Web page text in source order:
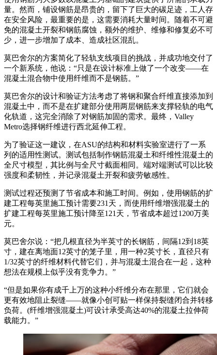
量。然而，铺设钢筋是昂贵的，留下了巨大的碳足迹，工人存
在安全风险，最重要的是，这需要消耗大量时间。随着不可避
免的混凝土开裂和钢筋腐蚀，额外的维护、维修和修复必不可
少，进一步增加了成本、造成社区混乱。
莫巴舍尔的方案简化了轻轨支线项目的挑战，并成功地交付了
一个新系统，他说：“只是在设计标准上做了一个改变——在
混凝土混合物中使用纤维而不是钢筋。”
莫巴舍尔的设计和验证方法考虑了将钢和聚合纤维直接添加到
混凝土中，而不是在扩建部分使用两层钢筋来支撑轻轨的电气
化轨道，这完全消除了对钢筋加固的需求。最终，Valley
Metro选择钢纤维进行西北延伸工程。
为了验证这一建议，在ASU的结构和材料实验室进行了一系
列的适用性测试。测试包括制作钢筋混凝土和纤维性混凝土的
全尺寸模型，其比例与全尺寸截面相同。端对端测试可以比较
强度和柔韧性，并记录混凝土开裂和疲劳敏感性。
测试过程还预测了节省成本和施工时间。例如，使用钢筋的扩
建工程每英里施工预计需要231天，而使用纤维增强混凝土的
扩建工程每英里施工预计降至121天，节省成本超过1200万美
元。
莫巴舍尔说：“把几根直径为半英寸的长钢筋，间隔12到18英
寸，建在离地面12英寸的笼子里，用一种2英寸长，直径只有
1/32英寸的纤维材料代替它们，并与混凝土混合在一起，这种
想法在规模上似乎没有竞争力。”
“但是如果你有成千上万的这种小纤维分布在那里，它们就会
更有效地阻止裂缝——就像小创可贴一样保持裂缝闭合并转移
负荷。(纤维增强混凝土)可设计承受高达40%的混凝土拉伸荷
载能力。”